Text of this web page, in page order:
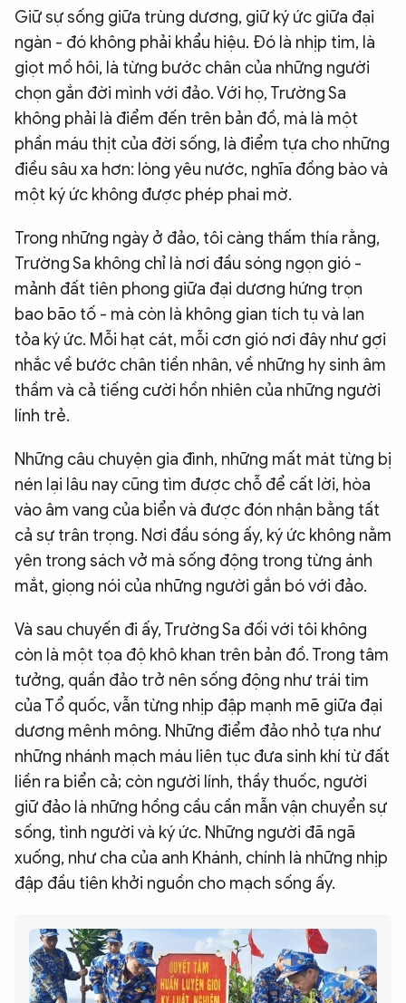
Giữ sự sống giữa trùng dương, giữ ký ức giữa đại
ngàn - đó không phải khẩu hiệu. Đó là nhịp tim, là
giọt mồ hôi, là từng bước chân của những người
chọn gắn đời mình với đảo. Với họ, Trường Sa
không phải là điểm đến trên bản đồ, mà là một
phần máu thịt của đời sống, là điểm tựa cho những
điều sâu xa hơn: lòng yêu nước, nghĩa đồng bào và
một ký ức không được phép phai mờ.
Trong những ngày ở đảo, tôi càng thấm thía rằng,
Trường Sa không chỉ là nơi đầu sóng ngọn gió -
mảnh đất tiên phong giữa đại dương hứng trọn
bao bão tố - mà còn là không gian tích tụ và lan
tỏa ký ức. Mỗi hạt cát, mỗi cơn gió nơi đây như gợi
nhắc về bước chân tiền nhân, về những hy sinh âm
thầm và cả tiếng cười hồn nhiên của những người
lính trẻ.
Những câu chuyện gia đình, những mất mát từng bị
nén lại lâu nay cũng tìm được chỗ để cất lời, hòa
vào âm vang của biển và được đón nhận bằng tất
cả sự trân trọng. Nơi đầu sóng ấy, ký ức không nằm
yên trong sách vở mà sống động trong từng ánh
mắt, giọng nói của những người gắn bó với đảo.
Và sau chuyến đi ấy, Trường Sa đối với tôi không
còn là một tọa độ khô khan trên bản đồ. Trong tâm
tưởng, quần đảo trở nên sống động như trái tim
của Tổ quốc, vẫn từng nhịp đập mạnh mẽ giữa đại
dương mênh mông. Những điểm đảo nhỏ tựa như
những nhánh mạch máu liên tục đưa sinh khí từ đất
liền ra biển cả; còn người lính, thầy thuốc, người
giữ đảo là những hồng cầu cần mẫn vận chuyển sự
sống, tình người và ký ức. Những người đã ngã
xuống, như cha của anh Khánh, chính là những nhịp
đập đầu tiên khởi nguồn cho mạch sống ấy.